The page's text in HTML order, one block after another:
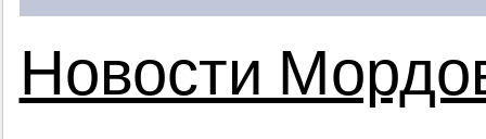
Новости